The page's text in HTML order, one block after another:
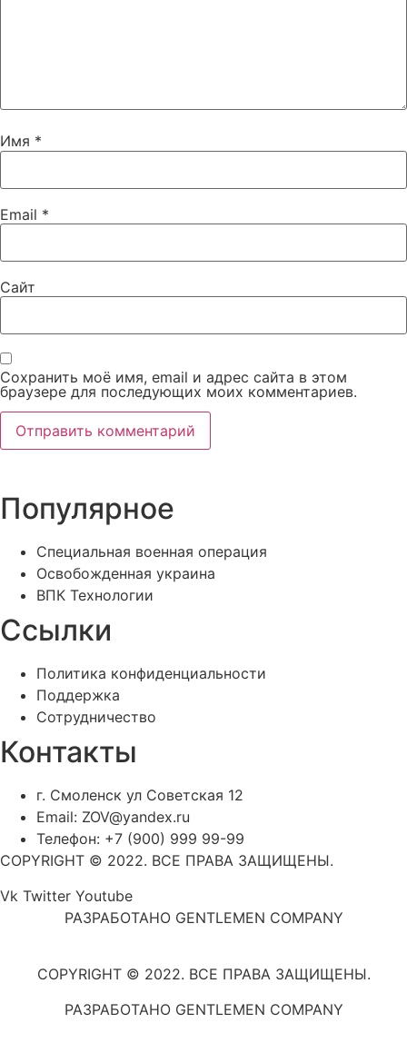
Имя *
Email *
Сайт
Сохранить моё имя, email и адрес сайта в этом
браузере для последующих моих комментариев.
Популярное
Специальная военная операция
Освобожденная украина
ВПК Технологии
Ссылки
Политика конфиденциальности
Поддержка
Сотрудничество
Контакты
г. Смоленск ул Советская 12
Email: ZOV@yandex.ru
Телефон: +7 (900) 999 99-99
COPYRIGHT © 2022. ВСЕ ПРАВА ЗАЩИЩЕНЫ.
Vk Twitter Youtube
РАЗРАБОТАНО GENTLEMEN COMPANY
COPYRIGHT © 2022. ВСЕ ПРАВА ЗАЩИЩЕНЫ.
РАЗРАБОТАНО GENTLEMEN COMPANY